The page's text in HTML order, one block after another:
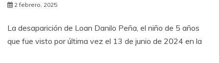
2 febrero, 2025
La desaparición de Loan Danilo Peña, el niño de 5 años
que fue visto por última vez el 13 de junio de 2024 en la